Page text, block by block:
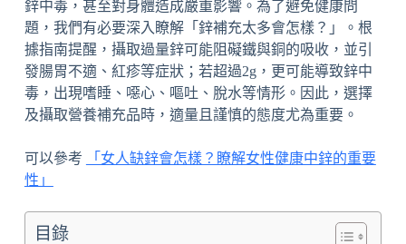
鋅中毒，甚至對身體造成嚴重影響。為了避免健康問
題，我們有必要深入瞭解「鋅補充太多會怎樣？」。根
據指南提醒，攝取過量鋅可能阻礙鐵與銅的吸收，並引
發腸胃不適、紅疹等症狀；若超過2g，更可能導致鋅中
毒，出現嗜睡、噁心、嘔吐、脫水等情形。因此，選擇
及攝取營養補充品時，適量且謹慎的態度尤為重要。
可以參考
「女人缺鋅會怎樣？瞭解女性健康中鋅的重要
性」
目錄